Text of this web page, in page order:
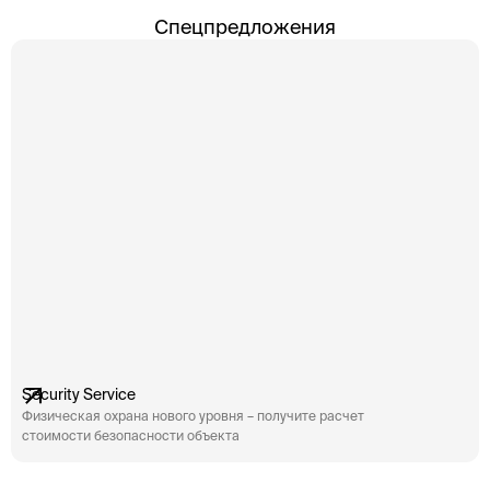
Спецпредложения
Security Service
Физическая охрана нового уровня – получите расчет
стоимости безопасности объекта